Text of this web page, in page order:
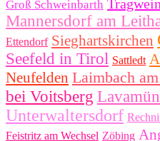
Groß Schweinbarth Tragwein
Mannersdorf am
Ettendorf Sieghartskirchen
Seefeld in Tirol Sattledt
Neufelden Laimbach
bei Voitsberg
Unterwaltersdorf
Feistritz am Wechsel Zöbing